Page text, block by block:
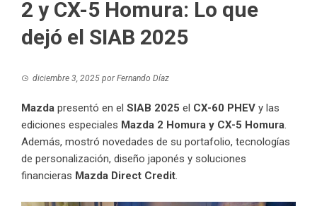
2 y CX-5 Homura: Lo que
dejó el SIAB 2025
diciembre 3, 2025 porFernando Díaz
Mazda presentó en el SIAB 2025 el CX-60 PHEV y las
ediciones especiales Mazda 2 Homura y CX-5 Homura.
Además, mostró novedades de su portafolio, tecnologías
de personalización, diseño japonés y soluciones
financieras Mazda Direct Credit.